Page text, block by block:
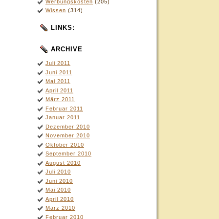
Werbungskosten (205)
Wissen (314)
LINKS:
ARCHIVE
Juli 2011
Juni 2011
Mai 2011
April 2011
März 2011
Februar 2011
Januar 2011
Dezember 2010
November 2010
Oktober 2010
September 2010
August 2010
Juli 2010
Juni 2010
Mai 2010
April 2010
März 2010
Februar 2010